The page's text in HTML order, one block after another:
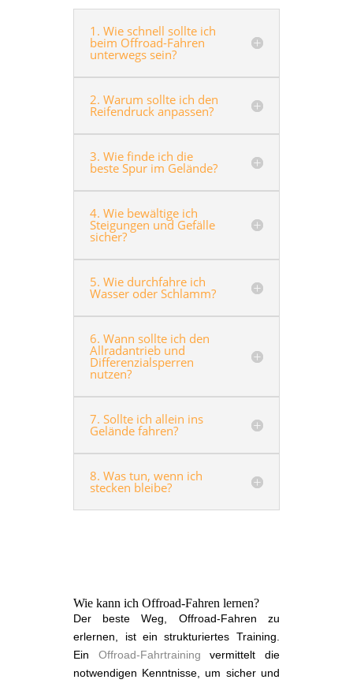
1. Wie schnell sollte ich
beim Offroad-Fahren
unterwegs sein?
2. Warum sollte ich den
Reifendruck anpassen?
3. Wie finde ich die
beste Spur im Gelände?
4. Wie bewältige ich
Steigungen und Gefälle
sicher?
5. Wie durchfahre ich
Wasser oder Schlamm?
6. Wann sollte ich den
Allradantrieb und
Differenzialsperren
nutzen?
7. Sollte ich allein ins
Gelände fahren?
8. Was tun, wenn ich
stecken bleibe?
Wie kann ich Offroad-Fahren lernen?
Der beste Weg, Offroad-Fahren zu
erlernen, ist ein strukturiertes Training.
Ein Offroad-Fahrtraining vermittelt die
notwendigen Kenntnisse, um sicher und